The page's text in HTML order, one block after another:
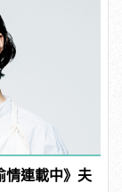
情連載中》夫